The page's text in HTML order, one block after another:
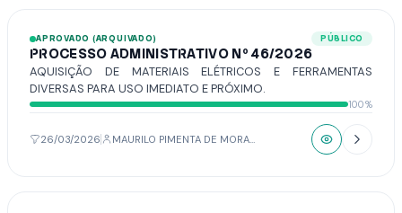
APROVADO (ARQUIVADO) PÚBLICO
PROCESSO ADMINISTRATIVO Nº 46/2026
AQUISIÇÃO DE MATERIAIS ELÉTRICOS E FERRAMENTAS
DIVERSAS PARA USO IMEDIATO E PRÓXIMO.
100%
26/03/2026